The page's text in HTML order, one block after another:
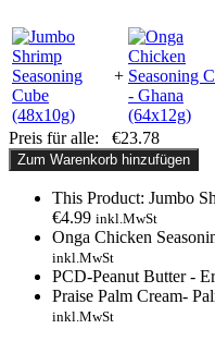
+
Preis für alle: €23.78
Zum Warenkorb hinzufügen
This Product: Jumbo
€4.99 inkl.MwSt
Onga Chicken
inkl.MwSt
PCD-Peanut Butter -
Praise Palm Cream-
inkl.MwSt